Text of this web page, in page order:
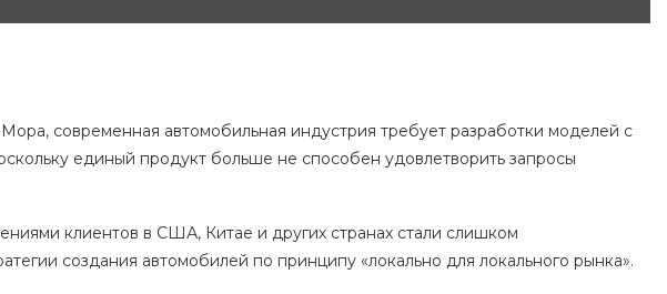
современная автомобильная индустрия требует разработки моделей с
единый продукт больше не способен удовлетворить запросы
клиентов в США, Китае и других странах стали слишком
создания автомобилей по принципу «локально для локального рынка».